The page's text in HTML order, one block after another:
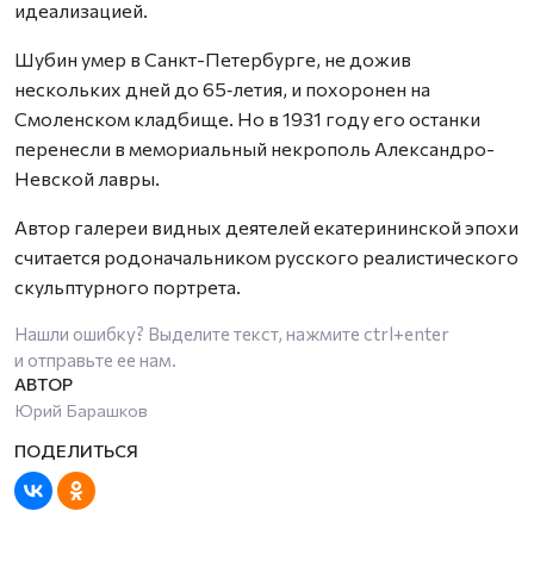
идеализацией.
Шубин умер в Санкт-Петербурге, не дожив
нескольких дней до 65‑летия, и похоронен на
Смоленском кладбище. Но в 1931 году его останки
перенесли в мемориальный некрополь Александро-
Невской лавры.
Автор галереи видных деятелей екатерининской эпохи
считается родоначальником русского реалистического
скульптурного портрета.
Нашли ошибку? Выделите текст, нажмите ctrl+enter
и отправьте ее нам.
Юрий Барашков